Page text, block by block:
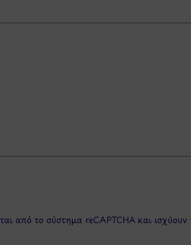
από το σύστημα reCAPTCHA και ισχύουν